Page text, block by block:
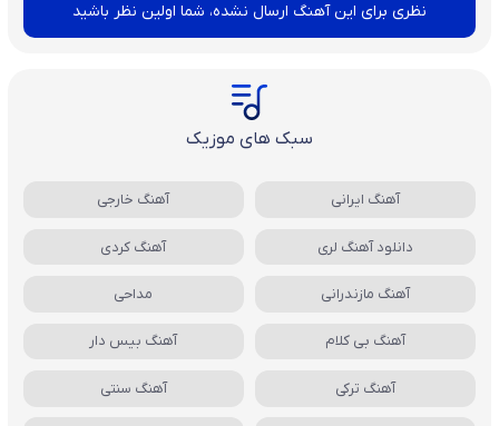
نظری برای این آهنگ ارسال نشده، شما اولین نظر باشید
سبک های موزیک
آهنگ ایرانی آهنگ خارجی
دانلود آهنگ لری آهنگ کردی
آهنگ مازندرانی مداحی
آهنگ بی کلام آهنگ بیس دار
آهنگ ترکی آهنگ سنتی